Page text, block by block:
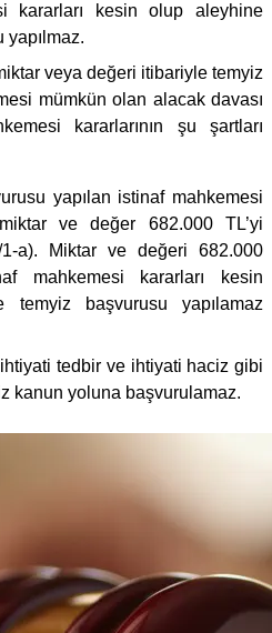
kararları kesin olup aleyhine
yapılmaz.
veya değeri itibariyle temyiz
mümkün olan alacak davası
kararlarının şu şartları
yapılan istinaf mahkemesi
ve değer 682.000 TL’yi
1-a). Miktar ve değeri 682.000
mahkemesi kararları kesin
temyiz başvurusu yapılamaz
tedbir ve ihtiyati haciz gibi
kanun yoluna başvurulamaz.